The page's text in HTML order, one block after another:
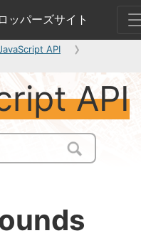
ッパーズサイト
API
API